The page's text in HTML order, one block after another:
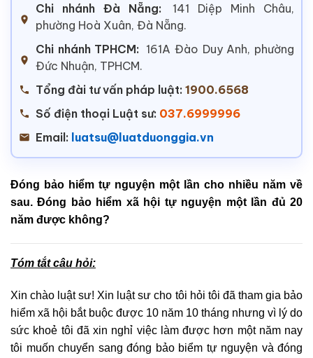
Chi nhánh Đà Nẵng:
141 Diệp Minh Châu,
phường Hoà Xuân, Đà Nẵng.
Chi nhánh TPHCM: 161A Đào Duy Anh, phường
Đức Nhuận, TPHCM.
Tổng đài tư vấn pháp luật: 1900.6568
Số điện thoại Luật sư: 037.6999996
Email: luatsu@luatduonggia.vn
Đóng bảo hiểm tự nguyện một lần cho nhiều năm về
sau. Đóng bảo hiểm xã hội tự nguyện một lần đủ 20
năm được không?
Tóm tắt câu hỏi:
Xin chào luật sư! Xin luật sư cho tôi hỏi tôi đã tham gia bảo
hiểm xã hội bắt buộc được 10 năm 10 tháng nhưng vì lý do
sức khoẻ tôi đã xin nghỉ việc làm được hơn một năm nay
tôi muốn chuyển sang đóng bảo biểm tự nguyện và đóng